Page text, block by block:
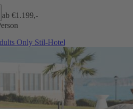
ab €1.199,-
Only Stil-Hotel